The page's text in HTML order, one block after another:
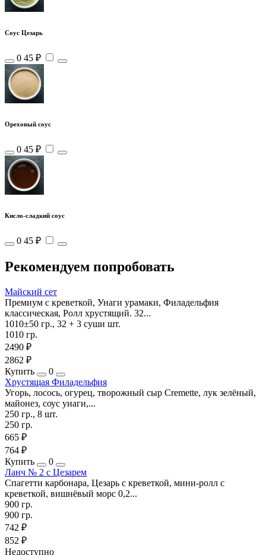
Соус Цезарь
0 45 ₽
Ореховый соус
0 45 ₽
Кисло-сладкий соус
0 45 ₽
Рекомендуем попробовать
Майский сет
Премиум с креветкой, Унаги урамаки, Филадельфия
классическая, Ролл хрустящий. 32...
1010±50 гр., 32 + 3 суши шт.
1010 гр.
2490 ₽
2862 ₽
Купить
0
Хрустящая Филадельфия
Угорь, лосось, огурец, творожный сыр Cremette, лук зелёный,
майонез, соус унаги,...
250 гр., 8 шт.
250 гр.
665 ₽
764 ₽
Купить
0
Ланч № 2 с Цезарем
Спагетти карбонара, Цезарь с креветкой, мини-ролл с
креветкой, вишнёвый морс 0,2...
900 гр.
900 гр.
742 ₽
852 ₽
Недоступно